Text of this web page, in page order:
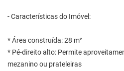
- Características do Imóvel:
* Área construída: 28 m²
* Pé-direito alto: Permite
mezanino ou prateleiras